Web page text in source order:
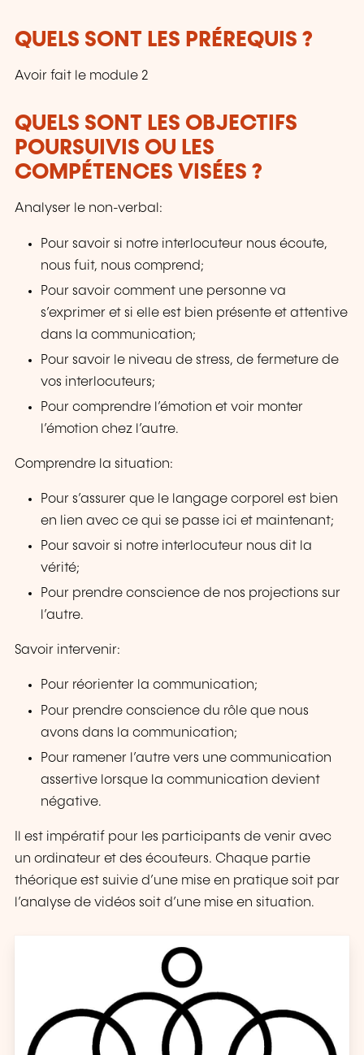
QUELS SONT LES PRÉREQUIS ?
Avoir fait le module 2
QUELS SONT LES OBJECTIFS
POURSUIVIS OU LES
COMPÉTENCES VISÉES ?
Analyser le non-verbal:
Pour savoir si notre interlocuteur nous écoute,
nous fuit, nous comprend;
Pour savoir comment une personne va
s’exprimer et si elle est bien présente et attentive
dans la communication;
Pour savoir le niveau de stress, de fermeture de
vos interlocuteurs;
Pour comprendre l’émotion et voir monter
l’émotion chez l’autre.
Comprendre la situation:
Pour s’assurer que le langage corporel est bien
en lien avec ce qui se passe ici et maintenant;
Pour savoir si notre interlocuteur nous dit la
vérité;
Pour prendre conscience de nos projections sur
l’autre.
Savoir intervenir:
Pour réorienter la communication;
Pour prendre conscience du rôle que nous
avons dans la communication;
Pour ramener l’autre vers une communication
assertive lorsque la communication devient
négative.
Il est impératif pour les participants de venir avec
un ordinateur et des écouteurs. Chaque partie
théorique est suivie d’une mise en pratique soit par
l’analyse de vidéos soit d’une mise en situation.